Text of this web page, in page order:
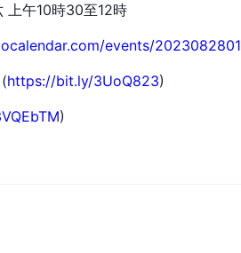
上午10時30至12時
events/2023082801
https://bit.ly/3UoQ823)
)